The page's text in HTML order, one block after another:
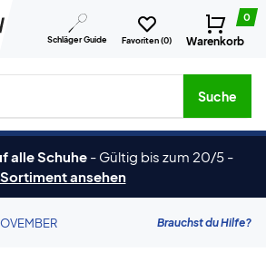
Schläger Guide Favoriten (0)
0
Warenkorb
Produkten, Marken usw.
Suche
alle Schuhe - Gültig bis zum 20/5 -
Sortiment ansehen
Brauchst du Hilfe?